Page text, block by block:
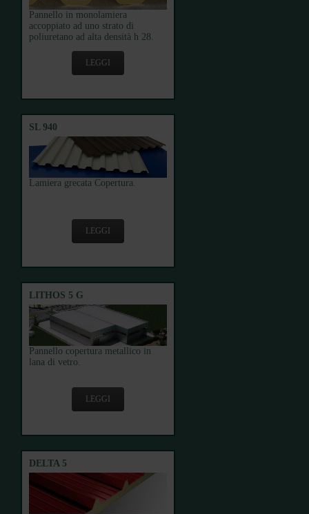
Pannello in monolamiera
accoppiato ad uno strato di
poliuretano ad alta densità h 28.
LEGGI
SL 940
Lamiera grecata Copertura.
LEGGI
LITHOS 5 G
Pannello copertura metallico in
lana di vetro.
LEGGI
DELTA 5